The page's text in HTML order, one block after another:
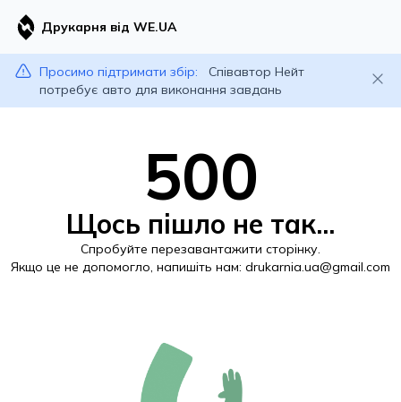
Друкарня від WE.UA
Просимо підтримати збір:
Співавтор Нейт
потребує авто для виконання завдань
500
Щось пішло не так...
Спробуйте перезавантажити сторінку.
Якщо це не допомогло, напишіть нам: drukarnia.ua@gmail.com